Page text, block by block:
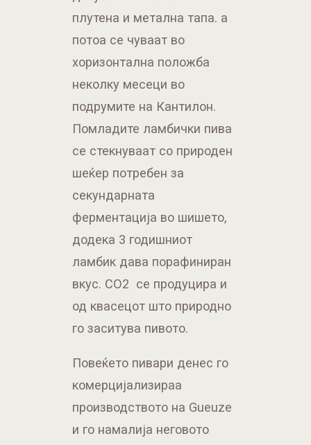
плутена и метална тапа. а
потоа се чуваат во
хоризонтална положба
неколку месеци во
подрумите на Кантилон.
Помладите ламбички пива
се стекнуваат со природен
шеќер потребен за
секундарната
ферментација во шишето,
додека 3 годишниот
ламбик дава порафиниран
вкус. CO2 се продуцира и
од квасецот што природно
го заситува пивото.
Повеќето пивари денес го
комерцијализираа
производството на Gueuze
и го намалија неговото